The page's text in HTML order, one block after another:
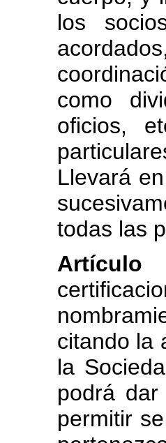
los
como
oficios,
Llevará
todas las
Artículo
citando la
la
podrá
permitir